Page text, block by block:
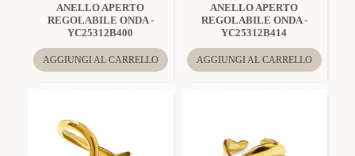
ANELLO APERTO
REGOLABILE ONDA -
YC25312B400
AGGIUNGI AL CARRELLO
ANELLO APERTO
REGOLABILE ONDA -
YC25312B414
AGGIUNGI AL CARRELLO